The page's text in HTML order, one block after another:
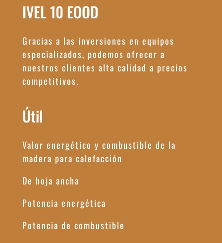
IVEL 10 EOOD
Gracias a las inversiones en equipos
especializados, podemos ofrecer a
nuestros clientes alta calidad a precios
competitivos.
Útil
Valor energético y combustible de la
madera para calefacción
De hoja ancha
Potencia energética
Potencia de combustible